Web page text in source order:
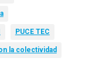
PUCE TEC
la colectividad